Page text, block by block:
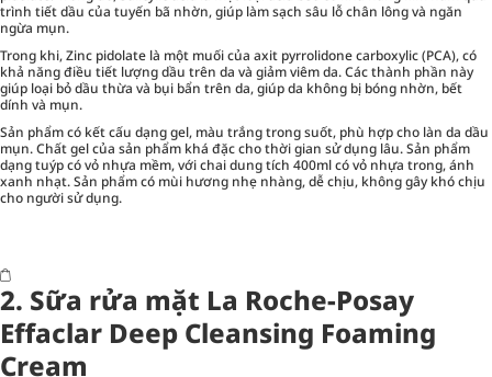
trình tiết dầu của tuyến bã nhờn, giúp làm sạch sâu lỗ chân lông và ngăn
ngừa mụn.
Trong khi, Zinc pidolate là một muối của axit pyrrolidone carboxylic (PCA), có
khả năng điều tiết lượng dầu trên da và giảm viêm da. Các thành phần này
giúp loại bỏ dầu thừa và bụi bẩn trên da, giúp da không bị bóng nhờn, bết
dính và mụn.
Sản phẩm có kết cấu dạng gel, màu trắng trong suốt, phù hợp cho làn da dầu
mụn. Chất gel của sản phẩm khá đặc cho thời gian sử dụng lâu. Sản phẩm
dạng tuýp có vỏ nhựa mềm, với chai dung tích 400ml có vỏ nhựa trong, ánh
xanh nhạt. Sản phẩm có mùi hương nhẹ nhàng, dễ chịu, không gây khó chịu
cho người sử dụng.
2. Sữa rửa mặt La Roche-Posay
Effaclar Deep Cleansing Foaming
Cream